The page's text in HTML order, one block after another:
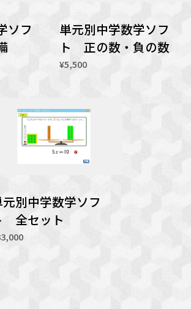
ソフ
単元別中学数学ソフ
ト 正の数・負の数
¥5,500
元別中学数学ソフ
全セット